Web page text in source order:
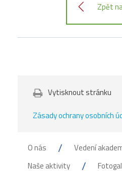
Zpět
Vytisknout stránku
Zásady ochrany osobních
O nás
Vedení
Naše aktivity